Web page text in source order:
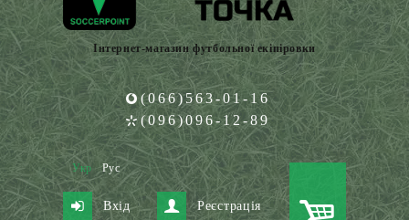
Інтернет-магазин футбольної екіпіровки
(066)563-01-16
(096)096-12-89
Укр Рус
Вхід Реєстрація